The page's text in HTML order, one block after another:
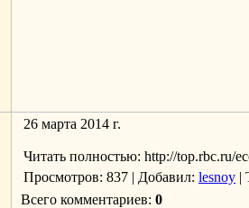
26 марта 2014 г.
Читать полностью: http://top.rbc.ru/
Просмотров: 837 | Добавил: lesnoy |
Всего комментариев: 0